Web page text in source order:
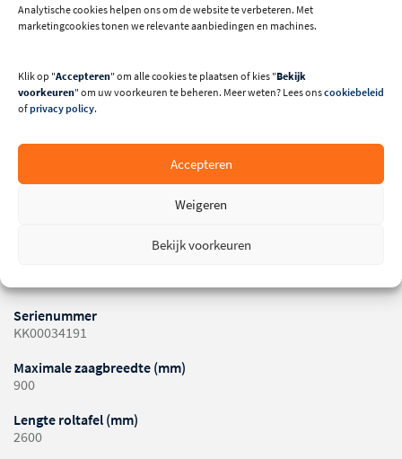
Analytische cookies helpen ons om de website te verbeteren. Met
marketingcookies tonen we relevante aanbiedingen en machines.
Klik op "Accepteren" om alle cookies te plaatsen of kies "Bekijk
voorkeuren" om uw voorkeuren te beheren. Meer weten? Lees onscookiebeleid
ofprivacy policy.
Accepteren
Weigeren
Bekijk voorkeuren
Digitale uitlezing parallelgeleider
Extra motorvermogen (6.6pk)
Technische specificaties
Serienummer
KK00034191
Maximale zaagbreedte (mm)
900
Lengte roltafel (mm)
2600